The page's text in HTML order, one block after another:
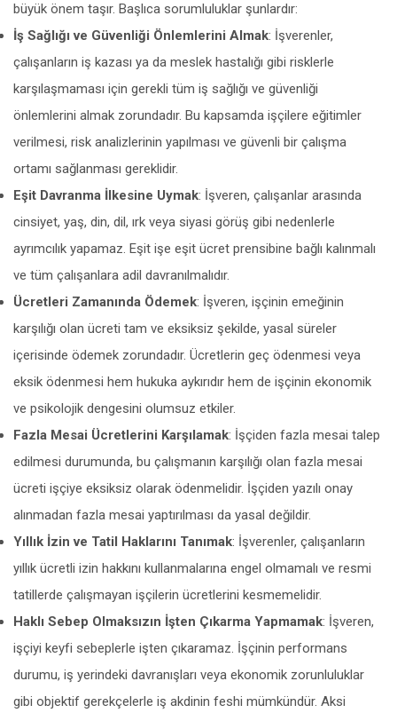
büyük önem taşır. Başlıca sorumluluklar şunlardır:
İş Sağlığı ve Güvenliği Önlemlerini Almak: İşverenler,
çalışanların iş kazası ya da meslek hastalığı gibi risklerle
karşılaşmaması için gerekli tüm iş sağlığı ve güvenliği
önlemlerini almak zorundadır. Bu kapsamda işçilere eğitimler
verilmesi, risk analizlerinin yapılması ve güvenli bir çalışma
ortamı sağlanması gereklidir.
Eşit Davranma İlkesine Uymak: İşveren, çalışanlar arasında
cinsiyet, yaş, din, dil, ırk veya siyasi görüş gibi nedenlerle
ayrımcılık yapamaz. Eşit işe eşit ücret prensibine bağlı kalınmalı
ve tüm çalışanlara adil davranılmalıdır.
Ücretleri Zamanında Ödemek: İşveren, işçinin emeğinin
karşılığı olan ücreti tam ve eksiksiz şekilde, yasal süreler
içerisinde ödemek zorundadır. Ücretlerin geç ödenmesi veya
eksik ödenmesi hem hukuka aykırıdır hem de işçinin ekonomik
ve psikolojik dengesini olumsuz etkiler.
Fazla Mesai Ücretlerini Karşılamak: İşçiden fazla mesai talep
edilmesi durumunda, bu çalışmanın karşılığı olan fazla mesai
ücreti işçiye eksiksiz olarak ödenmelidir. İşçiden yazılı onay
alınmadan fazla mesai yaptırılması da yasal değildir.
Yıllık İzin ve Tatil Haklarını Tanımak: İşverenler, çalışanların
yıllık ücretli izin hakkını kullanmalarına engel olmamalı ve resmi
tatillerde çalışmayan işçilerin ücretlerini kesmemelidir.
Haklı Sebep Olmaksızın İşten Çıkarma Yapmamak: İşveren,
işçiyi keyfi sebeplerle işten çıkaramaz. İşçinin performans
durumu, iş yerindeki davranışları veya ekonomik zorunluluklar
gibi objektif gerekçelerle iş akdinin feshi mümkündür. Aksi